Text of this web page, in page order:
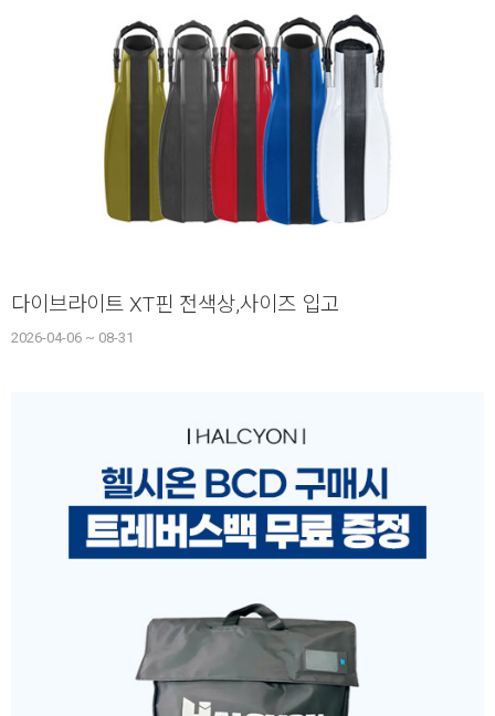
다이브라이트 XT핀 전색상,사이즈 입고
2026-04-06 ~ 08-31